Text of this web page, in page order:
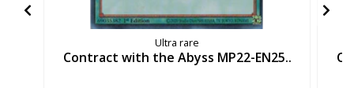
Ultra rare
Contract with the Abyss MP22-EN25..